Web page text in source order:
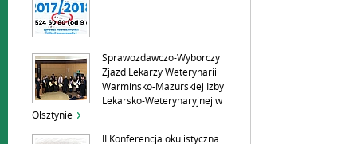
Sprawozdawczo-Wyborczy
Zjazd Lekarzy Weterynarii
Warmińsko-Mazurskiej Izby
Lekarsko-Weterynaryjnej w
Olsztynie
II Konferencja okulistyczna